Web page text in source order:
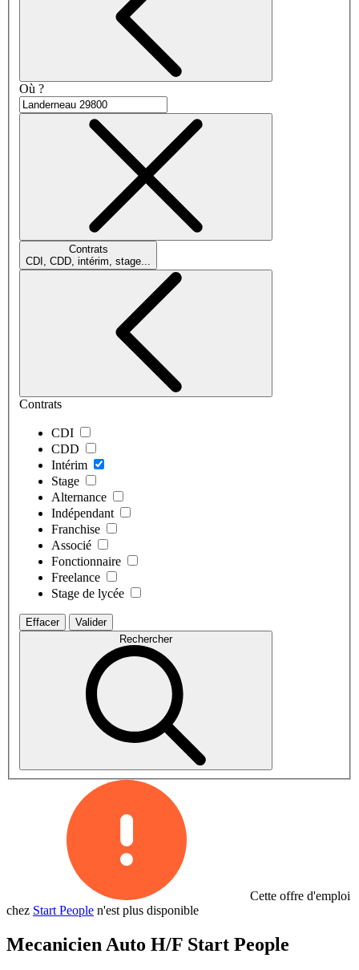
Où ?
Contrats
CDI, CDD, intérim, stage...
Contrats
CDI
CDD
Intérim
Stage
Alternance
Indépendant
Franchise
Associé
Fonctionnaire
Freelance
Stage de lycée
Effacer
Valider
Rechercher
Cette offre d'emploi
chez Start People n'est plus disponible
Mecanicien Auto H/F Start People